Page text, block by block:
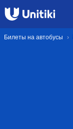
Билеты на автобусы